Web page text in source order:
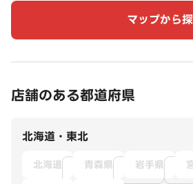
マップから
店舗のある都道府県
北海道・東北
北海道 青森県 岩手県